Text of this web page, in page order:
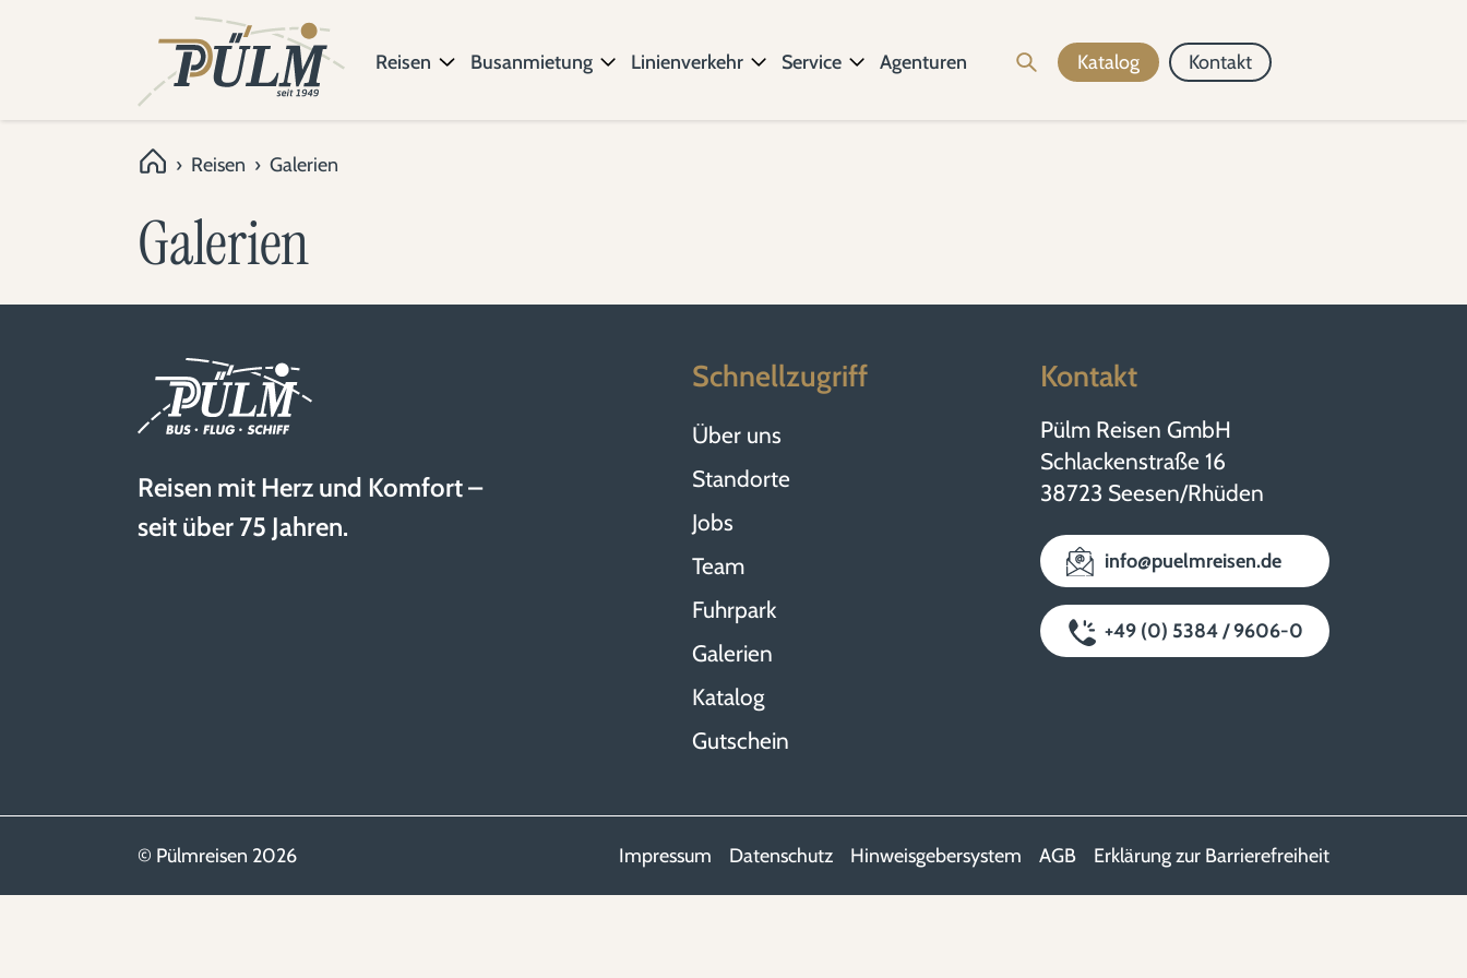
Reisen Busanmietung Linienverkehr Service Agenturen Katalog Kontakt
› Reisen › Galerien
Galerien
Reisen mit Herz und Komfort –
seit über 75 Jahren.
Schnellzugriff
Über uns
Standorte
Jobs
Team
Fuhrpark
Galerien
Katalog
Gutschein
Kontakt
Pülm Reisen GmbH
Schlackenstraße 16
38723 Seesen/Rhüden
info@puelmreisen.de
+49 (0) 5384 / 9606-0
© Pülmreisen 2026 Impressum Datenschutz Hinweisgebersystem AGB Erklärung zur Barrierefreiheit